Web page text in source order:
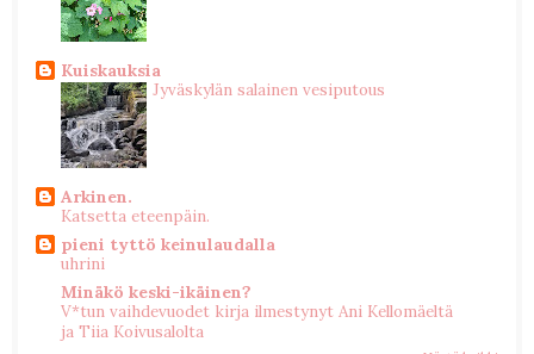
Kuiskauksia
Jyväskylän salainen vesiputous
Arkinen.
Katsetta eteenpäin.
pieni tyttö keinulaudalla
uhrini
Minäkö keski-ikäinen?
V*tun vaihdevuodet kirja ilmestynyt Ani Kellomäeltä
ja Tiia Koivusalolta